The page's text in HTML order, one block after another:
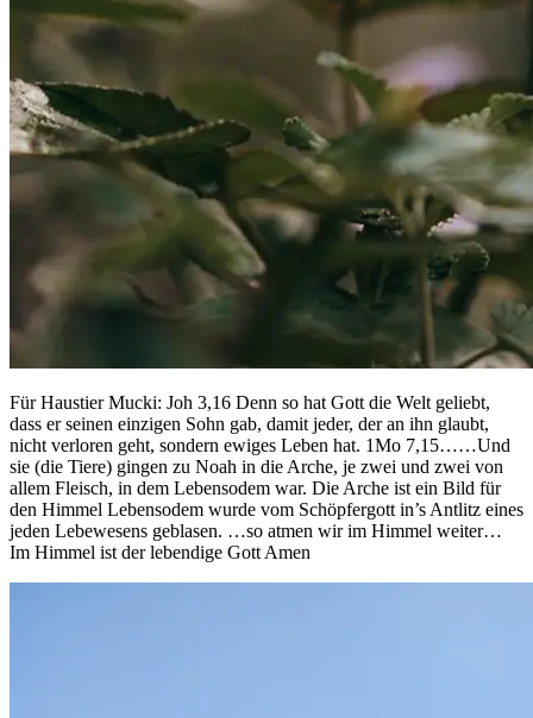
Für Haustier Mucki: Joh 3,16 Denn so hat Gott die Welt geliebt,
dass er seinen einzigen Sohn gab, damit jeder, der an ihn glaubt,
nicht verloren geht, sondern ewiges Leben hat. 1Mo 7,15……Und
sie (die Tiere) gingen zu Noah in die Arche, je zwei und zwei von
allem Fleisch, in dem Lebensodem war. Die Arche ist ein Bild für
den Himmel Lebensodem wurde vom Schöpfergott in’s Antlitz eines
jeden Lebewesens geblasen. …so atmen wir im Himmel weiter…
Im Himmel ist der lebendige Gott Amen